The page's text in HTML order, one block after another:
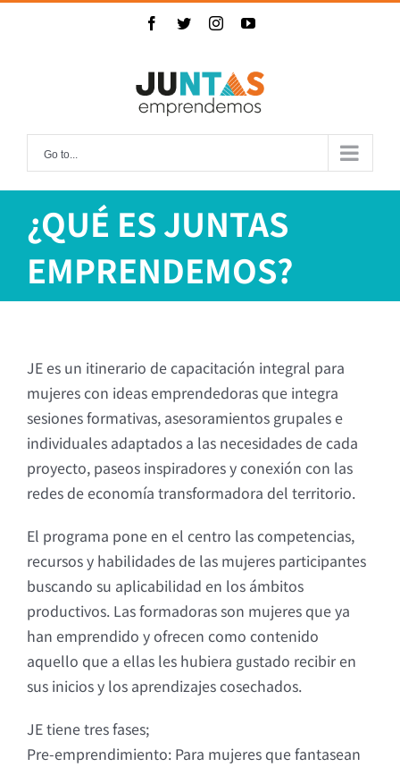
Facebook
TwitterInstagramYouTube
Go to...
¿QUÉ ES JUNTAS
EMPRENDEMOS?
JE es un itinerario de capacitación integral para
mujeres con ideas emprendedoras que integra
sesiones formativas, asesoramientos grupales e
individuales adaptados a las necesidades de cada
proyecto, paseos inspiradores y conexión con las
redes de economía transformadora del territorio.
El programa pone en el centro las competencias,
recursos y habilidades de las mujeres participantes
buscando su aplicabilidad en los ámbitos
productivos. Las formadoras son mujeres que ya
han emprendido y ofrecen como contenido
aquello que a ellas les hubiera gustado recibir en
sus inicios y los aprendizajes cosechados.
JE tiene tres fases;
Pre-emprendimiento: Para mujeres que fantasean